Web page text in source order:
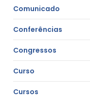
Comunicado
Conferências
Congressos
Curso
Cursos